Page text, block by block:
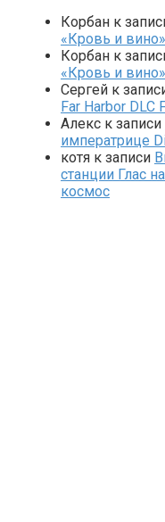
Корбан к
«Кровь и вино»
Корбан к
«Кровь и вино»
Сергей к
Far Harbor DLC
Алекс к записи
императрице
котя к записи
станции Глас
космос